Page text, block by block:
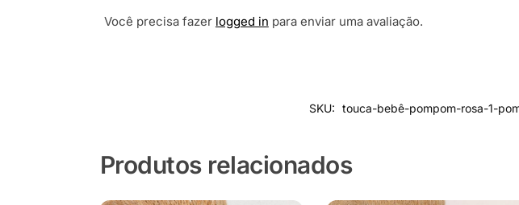
Você precisa fazer logged in para enviar uma avaliação.
SKU: touca-bebê-pompom-rosa-1-
Produtos relacionados